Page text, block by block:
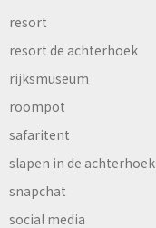
resort
resort de achterhoek
rijksmuseum
roompot
safaritent
slapen in de achterhoek
snapchat
social media